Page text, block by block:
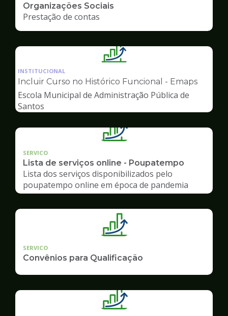
Organizações Sociais
Prestação de contas
Ilustração
pagina
de
Gestão
INSTITUCIONAL
Incluir Curso no Histórico Funcional - Emaps
Escola Municipal de Administração Pública de
Santos
SERVICO
Lista de serviços online - Poupatempo
Lista dos serviços disponibilizados pelo
poupatempo online em época de pandemia
SERVICO
Convênios para Qualificação